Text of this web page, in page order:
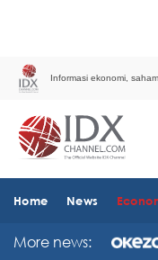
Informasi ekonomi,
Home News
More news: